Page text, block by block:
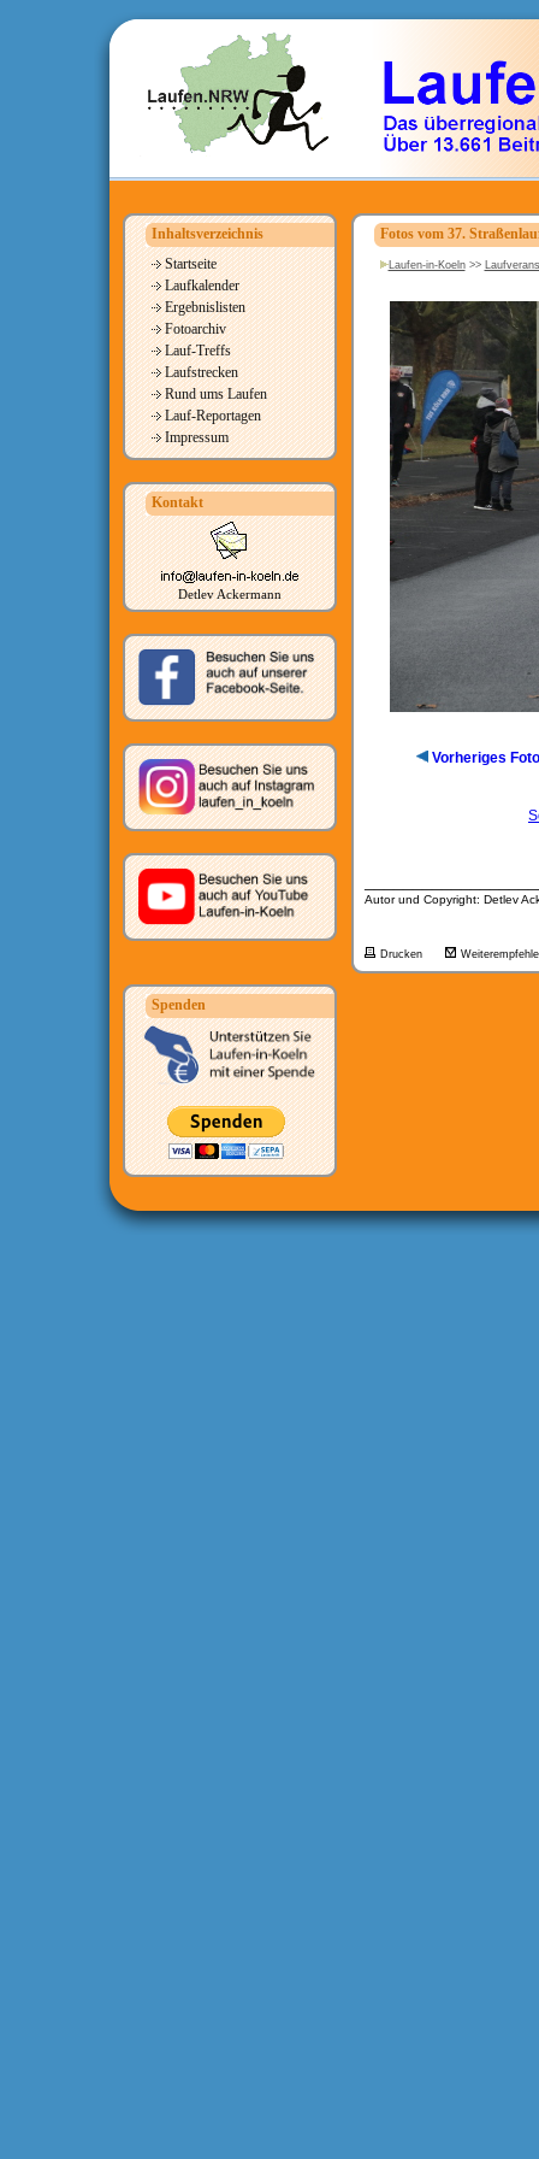
Inhaltsverzeichnis
Startseite
Laufkalender
Ergebnislisten
Fotoarchiv
Lauf-Treffs
Laufstrecken
Rund ums Laufen
Lauf-Reportagen
Impressum
Kontakt
Detlev Ackermann
Spenden
Fotos vom 37.
Laufen-in-Koeln>>
Vorheriges Foto
Autor und Copyright: Detlev
Drucken